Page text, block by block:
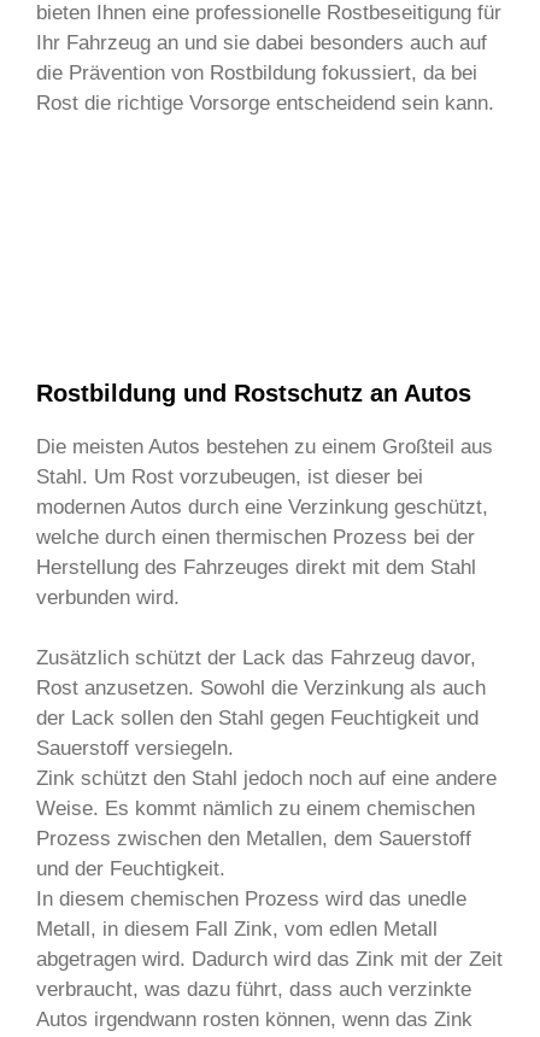
bieten Ihnen eine professionelle Rostbeseitigung für
Ihr Fahrzeug an und sie dabei besonders auch auf
die Prävention von Rostbildung fokussiert, da bei
Rost die richtige Vorsorge entscheidend sein kann.
Rostbildung und Rostschutz an Autos
Die meisten Autos bestehen zu einem Großteil aus
Stahl. Um Rost vorzubeugen, ist dieser bei
modernen Autos durch eine Verzinkung geschützt,
welche durch einen thermischen Prozess bei der
Herstellung des Fahrzeuges direkt mit dem Stahl
verbunden wird.
Zusätzlich schützt der Lack das Fahrzeug davor,
Rost anzusetzen. Sowohl die Verzinkung als auch
der Lack sollen den Stahl gegen Feuchtigkeit und
Sauerstoff versiegeln.
Zink schützt den Stahl jedoch noch auf eine andere
Weise. Es kommt nämlich zu einem chemischen
Prozess zwischen den Metallen, dem Sauerstoff
und der Feuchtigkeit.
In diesem chemischen Prozess wird das unedle
Metall, in diesem Fall Zink, vom edlen Metall
abgetragen wird. Dadurch wird das Zink mit der Zeit
verbraucht, was dazu führt, dass auch verzinkte
Autos irgendwann rosten können, wenn das Zink